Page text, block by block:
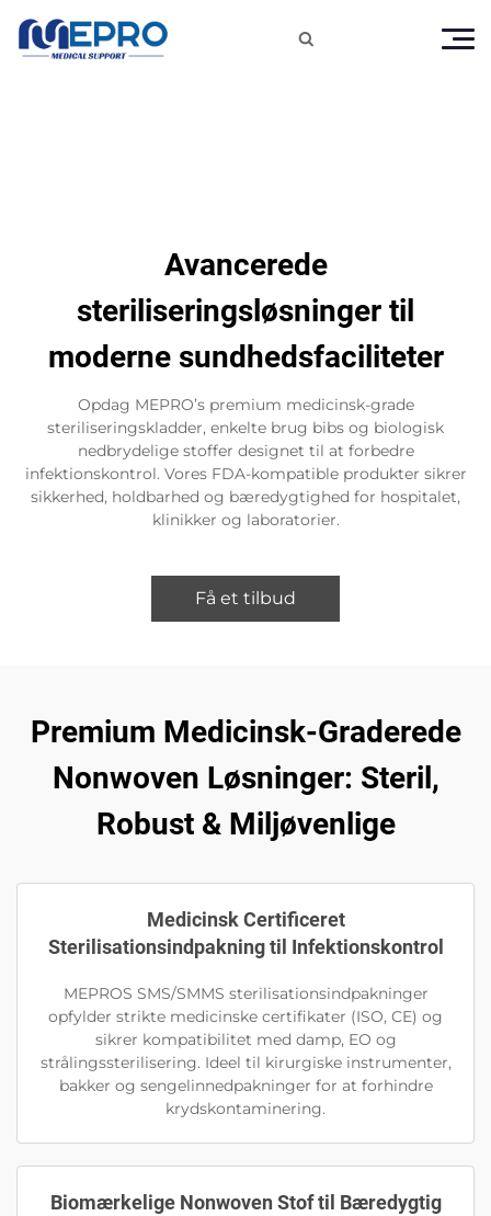

Avancerede
steriliseringsløsninger til
moderne sundhedsfaciliteter
Opdag MEPRO’s premium medicinsk-grade
steriliseringskladder, enkelte brug bibs og biologisk
nedbrydelige stoffer designet til at forbedre
infektionskontrol. Vores FDA-kompatible produkter sikrer
sikkerhed, holdbarhed og bæredygtighed for hospitalet,
klinikker og laboratorier.
Få et tilbud
Premium Medicinsk-Graderede
Nonwoven Løsninger: Steril,
Robust & Miljøvenlige
Medicinsk Certificeret
Sterilisationsindpakning til Infektionskontrol
MEPROS SMS/SMMS sterilisationsindpakninger
opfylder strikte medicinske certifikater (ISO, CE) og
sikrer kompatibilitet med damp, EO og
strålingssterilisering. Ideel til kirurgiske instrumenter,
bakker og sengelinnedpakninger for at forhindre
krydskontaminering.
Biomærkelige Nonwoven Stof til Bæredygtig